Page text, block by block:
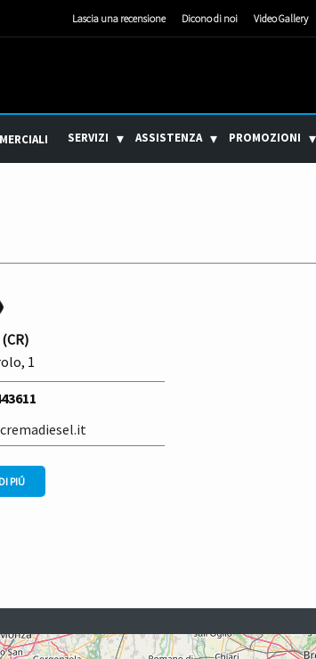
Lascia una recensione Dicono di noi Video Gallery
SERVIZI ASSISTENZA PROMOZIONI
1
PIÚ